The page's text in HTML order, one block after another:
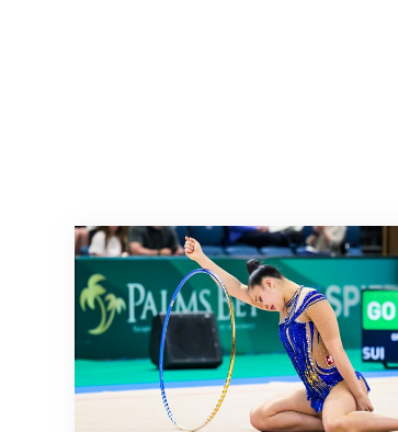
Nächster Halt: Weltmeisterschaft